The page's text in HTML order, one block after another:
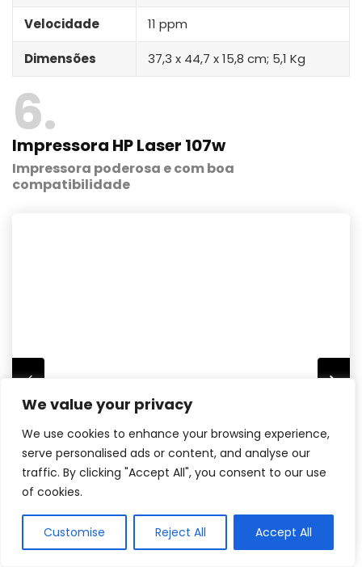
We value your privacy
We use cookies to enhance your browsing experience,
serve personalised ads or content, and analyse our
traffic. By clicking "Accept All", you consent to our use
of cookies.
Customise Reject All Accept All
Velocidade 11 ppm
Dimensões 37,3 x 44,7 x 15,8 cm; 5,1 Kg
6
Impressora HP Laser 107w
Impressora poderosa e com boa
compatibilidade